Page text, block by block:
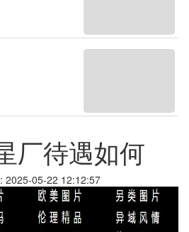
厂待遇如何
2025-05-22 12:12:57